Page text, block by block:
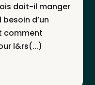
doit-il manger
d’un
comment
l&rs(...)